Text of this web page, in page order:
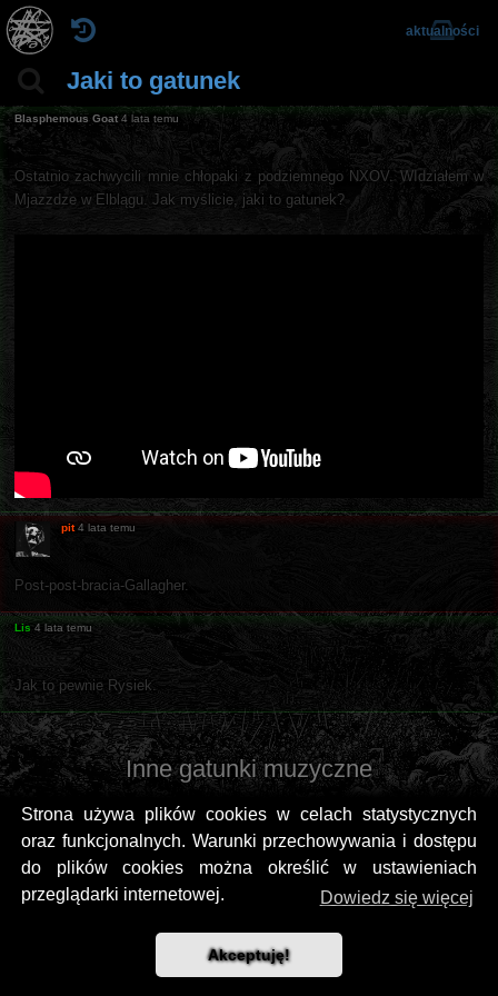
Strona używa plików cookies w celach statystycznych
oraz funkcjonalnych. Warunki przechowywania i dostępu
do plików cookies można określić w ustawieniach
przeglądarki internetowej.
Dowiedz się więcej
Akceptuję!
Jaki to gatunek
aktualności
Blasphemous Goat 4 lata temu
Ostatnio zachwycili mnie chłopaki z podziemnego NXOV. WIdziałem w
Mjazzdze w Elblągu. Jak myślicie, jaki to gatunek?
pit 4 lata temu
Post-post-bracia-Gallagher.
Lis 4 lata temu
Jak to pewnie Rysiek.
Inne gatunki muzyczne